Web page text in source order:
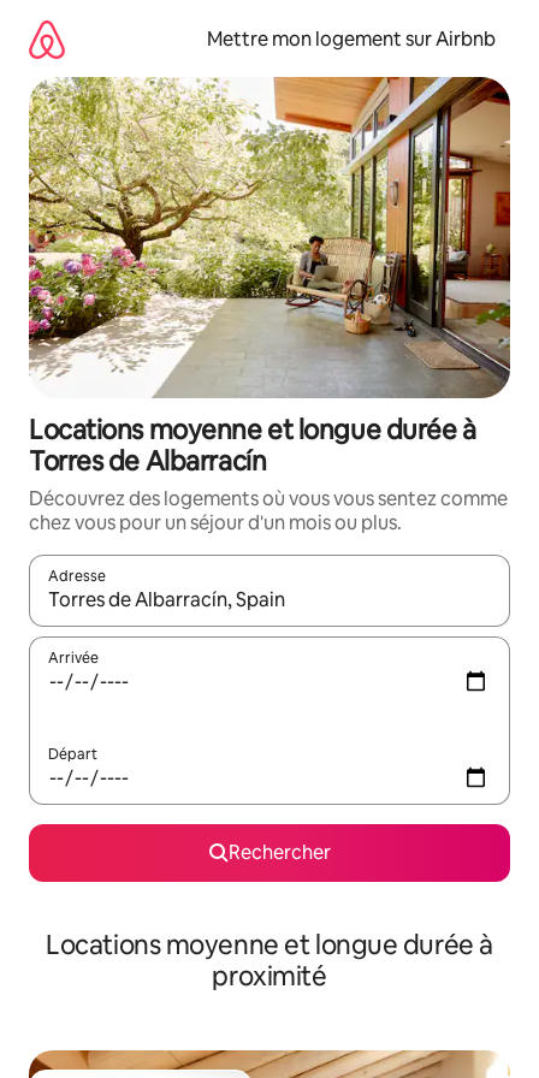
directement
contenu
Mettre mon logement sur Airbnb
Locations moyenne et longue durée à
Torres de Albarracín
Découvrez des logements où vous vous sentez comme
chez vous pour un séjour d'un mois ou plus.
Adresse
Lorsque les résultats s'affichent, utilisez les flèches vers le
Arrivée
Départ
Rechercher
Locations moyenne et longue durée à
proximité